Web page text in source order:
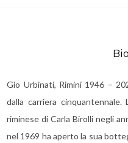
Gio Urbinati, Rimini 1946 –
dalla carriera
riminese di Carla Birolli negli
nel 1969 ha aperto la sua